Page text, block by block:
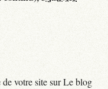
de votre site sur Le blog